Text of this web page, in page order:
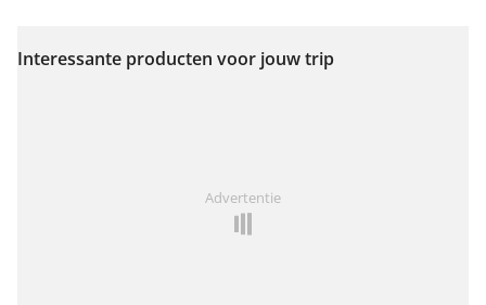
Bekijk op kaart
Interessante producten voor jouw trip
Advertentie